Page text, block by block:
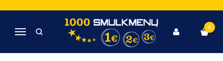
Navigacija
0
Pagrindinis Gyvūnų prekės Žaislas šunims - kramtukas
ŽAISLAS ŠUNIMS - KRAMTUKAS